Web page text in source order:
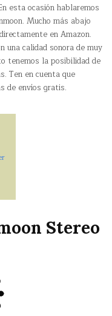
esta ocasión hablaremos
Mucho más abajo
en Amazon.
una calidad sonora de muy
tenemos la posibilidad de
Ten en cuenta que
de envíos gratis.
Stereo